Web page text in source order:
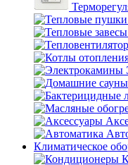
Климатическое